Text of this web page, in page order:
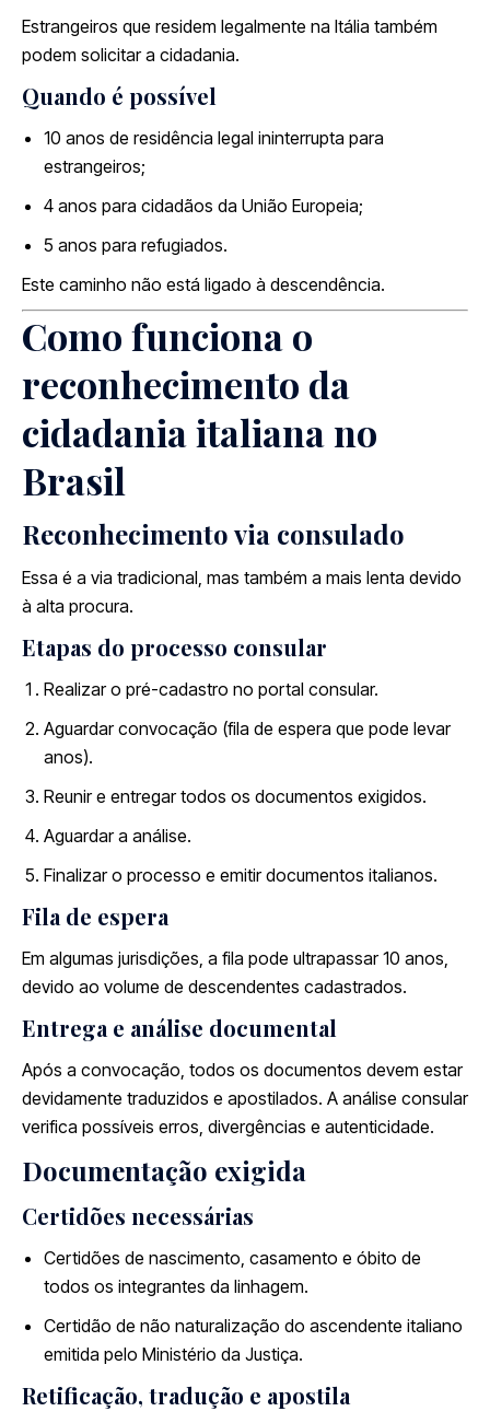
Estrangeiros que residem legalmente na Itália também
podem solicitar a cidadania.
Quando é possível
10 anos de residência legal ininterrupta para
estrangeiros;
4 anos para cidadãos da União Europeia;
5 anos para refugiados.
Este caminho não está ligado à descendência.
Como funciona o
reconhecimento da
cidadania italiana no
Brasil
Reconhecimento via consulado
Essa é a via tradicional, mas também a mais lenta devido
à alta procura.
Etapas do processo consular
Realizar o pré-cadastro no portal consular.
Aguardar convocação (fila de espera que pode levar
anos).
Reunir e entregar todos os documentos exigidos.
Aguardar a análise.
Finalizar o processo e emitir documentos italianos.
Fila de espera
Em algumas jurisdições, a fila pode ultrapassar 10 anos,
devido ao volume de descendentes cadastrados.
Entrega e análise documental
Após a convocação, todos os documentos devem estar
devidamente traduzidos e apostilados. A análise consular
verifica possíveis erros, divergências e autenticidade.
Documentação exigida
Certidões necessárias
Certidões de nascimento, casamento e óbito de
todos os integrantes da linhagem.
Certidão de não naturalização do ascendente italiano
emitida pelo Ministério da Justiça.
Retificação, tradução e apostila